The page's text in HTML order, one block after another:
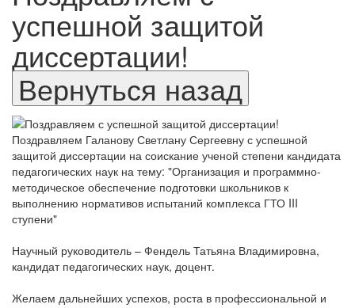
успешной защитой
диссертации!
Поздравляем Галанову Светлану Сергеевну с успешной
защитой диссертации на соискание ученой степени кандидата
педагогических наук на тему: "Организация и программно-
методическое обеспечение подготовки школьников к
выполнению нормативов испытаний комплекса ГТО III
ступени"
Научный руководитель – Фендель Татьяна Владимировна,
кандидат педагогических наук, доцент.
Желаем дальнейших успехов, роста в профессиональной и